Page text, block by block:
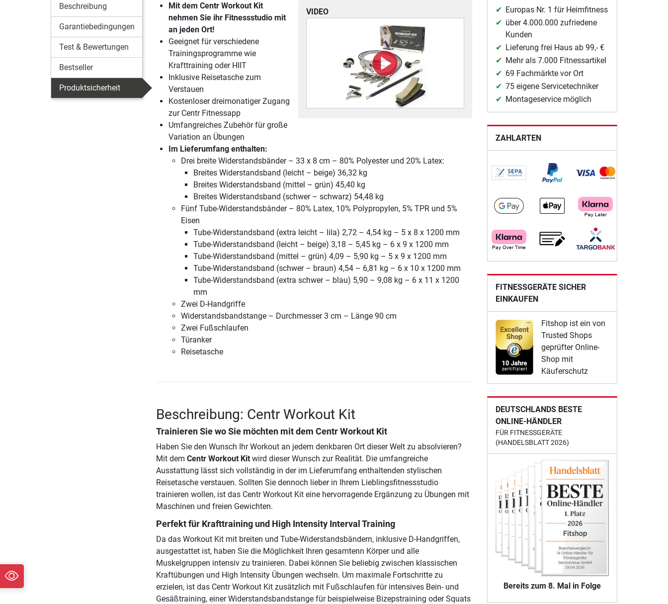
Beschreibung
Garantiebedingungen
Test & Bewertungen
Bestseller
Produktsicherheit
VIDEO
Mit dem Centr Workout Kit
nehmen Sie ihr Fitnessstudio mit
an jeden Ort!
Geeignet für verschiedene
Trainingsprogramme wie
Krafttraining oder HIIT
Inklusive Reisetasche zum
Verstauen
Kostenloser dreimonatiger Zugang
zur Centr Fitnessapp
Umfangreiches Zubehör für große
Variation an Übungen
Im Lieferumfang enthalten:
Drei breite Widerstandsbänder – 33 x 8 cm – 80% Polyester und 20% Latex:
Breites Widerstandsband (leicht – beige) 36,32 kg
Breites Widerstandsband (mittel – grün) 45,40 kg
Breites Widerstandsband (schwer – schwarz) 54,48 kg
Fünf Tube-Widerstandsbänder – 80% Latex, 10% Polypropylen, 5% TPR und 5%
Eisen
Tube-Widerstandsband (extra leicht – lila) 2,72 – 4,54 kg – 5 x 8 x 1200 mm
Tube-Widerstandsband (leicht – beige) 3,18 – 5,45 kg – 6 x 9 x 1200 mm
Tube-Widerstandsband (mittel – grün) 4,09 – 5,90 kg – 5 x 9 x 1200 mm
Tube-Widerstandsband (schwer – braun) 4,54 – 6,81 kg – 6 x 10 x 1200 mm
Tube-Widerstandsband (extra schwer – blau) 5,90 – 9,08 kg – 6 x 11 x 1200
mm
Zwei D-Handgriffe
Widerstandsbandstange – Durchmesser 3 cm – Länge 90 cm
Zwei Fußschlaufen
Türanker
Reisetasche
Beschreibung: Centr Workout Kit
Trainieren Sie wo Sie möchten mit dem Centr Workout Kit
Haben Sie den Wunsch Ihr Workout an jedem denkbaren Ort dieser Welt zu absolvieren?
Mit dem Centr Workout Kitwird dieser Wunsch zur Realität. Die umfangreiche
Ausstattung lässt sich vollständig in der im Lieferumfang enthaltenden stylischen
Reisetasche verstauen. Sollten Sie dennoch lieber in Ihrem Lieblingsfitnessstudio
trainieren wollen, ist das Centr Workout Kit eine hervorragende Ergänzung zu Übungen mit
Maschinen und freien Gewichten.
Perfekt für Krafttraining und High Intensity Interval Training
Da das Workout Kit mit breiten und Tube-Widerstandsbändern, inklusive D-Handgriffen,
ausgestattet ist, haben Sie die Möglichkeit Ihren gesamtenn Körper und alle
Muskelgruppen intensiv zu trainieren. Dabei können Sie beliebig zwischen klassischen
Kraftübungen und High Intensity Übungen wechseln. Um maximale Fortschritte zu
erzielen, ist das Centr Workout Kit zusätzlich mit Fußschlaufen für intensives Bein- und
Gesäßtraining, einer Widerstandsbandstange für beispielweise Bizepstraining oder Squats
Europas Nr. 1 für Heimfitness
über 4.000.000 zufriedene
Kunden
Lieferung frei Haus ab 99,- €
Mehr als 7.000 Fitnessartikel
69 Fachmärkte vor Ort
75 eigene Servicetechniker
Montageservice möglich
ZAHLARTEN
FITNESSGERÄTE SICHER
EINKAUFEN
Fitshop ist ein von
Trusted Shops
geprüfter Online-
Shop mit
Käuferschutz
DEUTSCHLANDS BESTE
ONLINE-HÄNDLER
FÜR FITNESSGERÄTE
(HANDELSBLATT 2026)
Bereits zum 8. Mal in Folge